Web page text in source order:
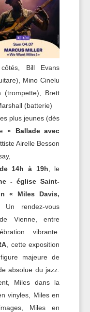
Bill Evans
Mino Cinelu
(trompette), Brett
(batterie)
les plus jeunes (dès
« Ballade avec
Airelle Besson
de 14h à 19h , le
- église Saint-
« Miles Davis,
rendez-vous
Vienne, entre
vibrante.
, cette exposition
majeure de
absolue du jazz.
Miles dans la
vinyles, Miles en
Miles en